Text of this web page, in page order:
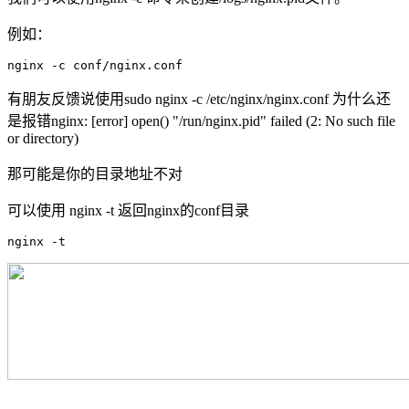
例如：
nginx -c conf/nginx.conf
有朋友反馈说使用sudo nginx -c /etc/nginx/nginx.conf 为什么还
是报错nginx: [error] open() "/run/nginx.pid" failed (2: No such file
or directory)
那可能是你的目录地址不对
可以使用 nginx -t 返回nginx的conf目录
nginx -t